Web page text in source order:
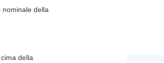
della
della